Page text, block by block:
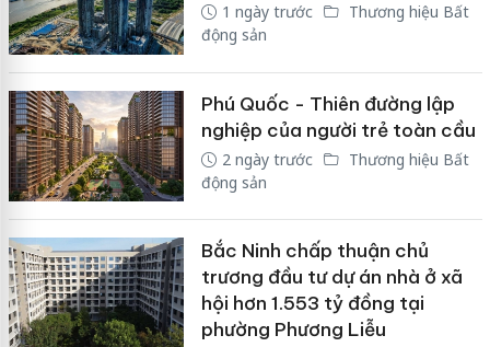
1 ngày trước
Thương hiệu Bất
động sản
Phú Quốc - Thiên đường lập
nghiệp của người trẻ toàn cầu
2 ngày trước
Thương hiệu Bất
động sản
Bắc Ninh chấp thuận chủ
trương đầu tư dự án nhà ở xã
hội hơn 1.553 tỷ đồng tại
phường Phương Liễu